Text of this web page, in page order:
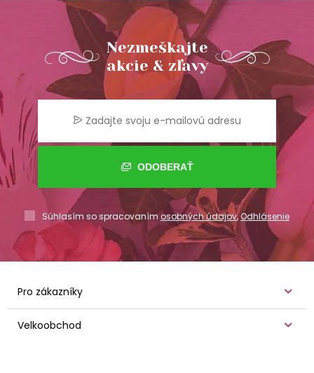
Nezmeškajte
akcie & zľavy
ODOBERAŤ
Súhlasím so spracovaním osobných údajov,Odhlásenie
Pro zákazníky
Velkoobchod